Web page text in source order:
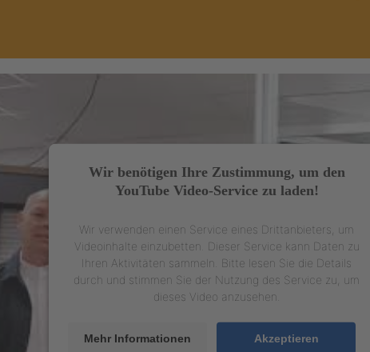
Wir benötigen Ihre Zustimmung, um den
YouTube Video-Service zu laden!
Wir verwenden einen Service eines Drittanbieters, um
Videoinhalte einzubetten. Dieser Service kann Daten zu
Ihren Aktivitäten sammeln. Bitte lesen Sie die Details
durch und stimmen Sie der Nutzung des Service zu, um
dieses Video anzusehen.
Mehr Informationen Akzeptieren